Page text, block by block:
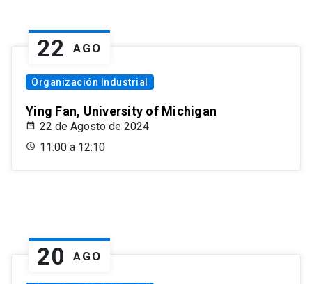
22 AGO
Organización Industrial
Ying Fan, University of Michigan
22 de Agosto de 2024
11:00 a 12:10
20 AGO